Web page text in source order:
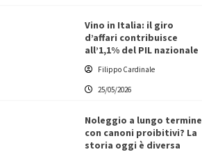
Vino in Italia: il giro
d’affari contribuisce
all’1,1% del PIL nazionale
Filippo Cardinale
25/05/2026
Noleggio a lungo termine
con canoni proibitivi? La
storia oggi è diversa